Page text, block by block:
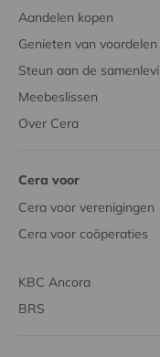
Aandelen kopen
Genieten van voordelen
Steun aan de
Meebeslissen
Over Cera
Cera voor
Cera voor verenigingen
Cera voor coöperaties
KBC Ancora
BRS